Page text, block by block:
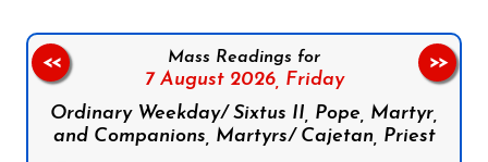
Mass Readings for
7 August 2026, Friday
Ordinary Weekday/ Sixtus II, Pope, Martyr,
and Companions, Martyrs/ Cajetan, Priest
<< >>